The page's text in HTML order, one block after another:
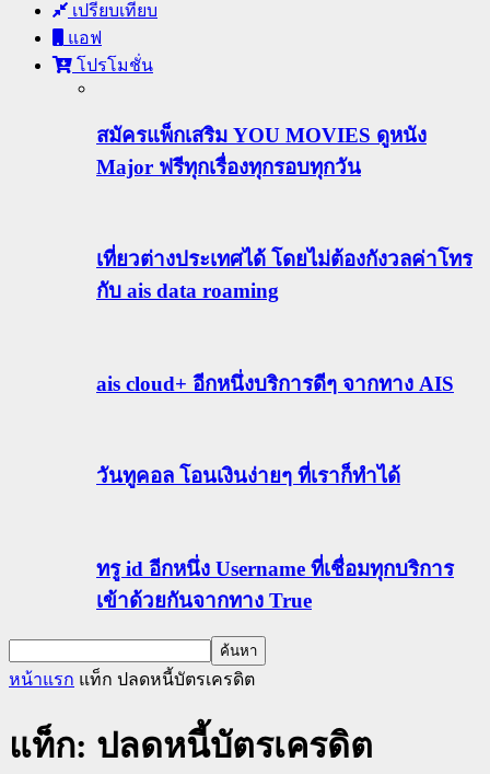
เปรียบเทียบ
แอฟ
โปรโมชั่น
สมัครแพ็กเสริม YOU MOVIES ดูหนัง
Major ฟรีทุกเรื่องทุกรอบทุกวัน
เที่ยวต่างประเทศได้ โดยไม่ต้องกังวลค่าโทร
กับ ais data roaming
ais cloud+ อีกหนึ่งบริการดีๆ จากทาง AIS
วันทูคอล โอนเงินง่ายๆ ที่เราก็ทำได้
ทรู id อีกหนึ่ง Username ที่เชื่อมทุกบริการ
เข้าด้วยกันจากทาง True
หน้าแรก แท็ก ปลดหนี้บัตรเครดิต
แท็ก: ปลดหนี้บัตรเครดิต